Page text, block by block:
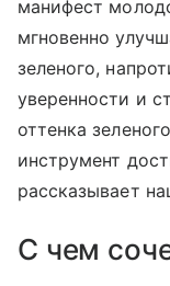
манифест
мгновенно
зеленого,
уверенности и
оттенка
инструмент
рассказывает
С чем